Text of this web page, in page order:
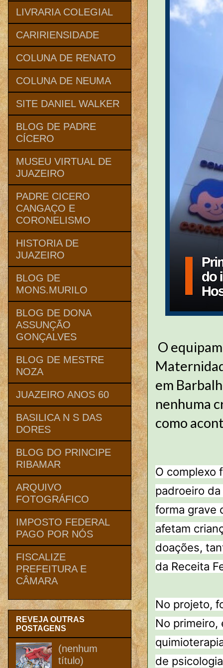
O
em
nenhuma
como
O complexo
padroeiro
forma grave
afetam
doações,
da Receita
No projeto,
No primeiro,
de
LIVRARIA COLEGIAL
CARIRIENSIDADE
COLUNA DE RENATO
COLUNA DE NEUMA
SITE DANIEL WALKER
BLOG DE PADRE
CÍCERO
MUSEU VIRTUAL DE
JUAZEIRO
PADRE CICERO
CANGAÇO E
CORONELISMO
HISTORIA DE
JUAZEIRO
BLOG DE
MONS.MURILO
BLOG DE DONA
ASSUNÇÃO
GONÇALVES
BLOG DE MESTRE
NOZA
JUAZEIRO ANOS 60
BASILICA N S DAS
DORES
BLOG DO PRINCIPE
RIBAMAR
ARQUIVO
FOTOGRÁFICO
IMPOSTO FEDERAL
PAGO POR NÓS
FISCALIZE
PREFEITURA E
CÂMARA
REVEJA OUTRAS
POSTAGENS
(nenhum
título)